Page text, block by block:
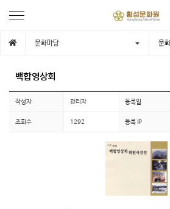
문화마당 문
백합영상회
작성자 관리자 등록일
조회수 1292 등록 IP